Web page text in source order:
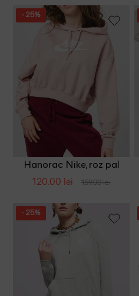
- 25%
Hanorac Nike, roz pal
120.00 lei 159.00 lei
- 25%